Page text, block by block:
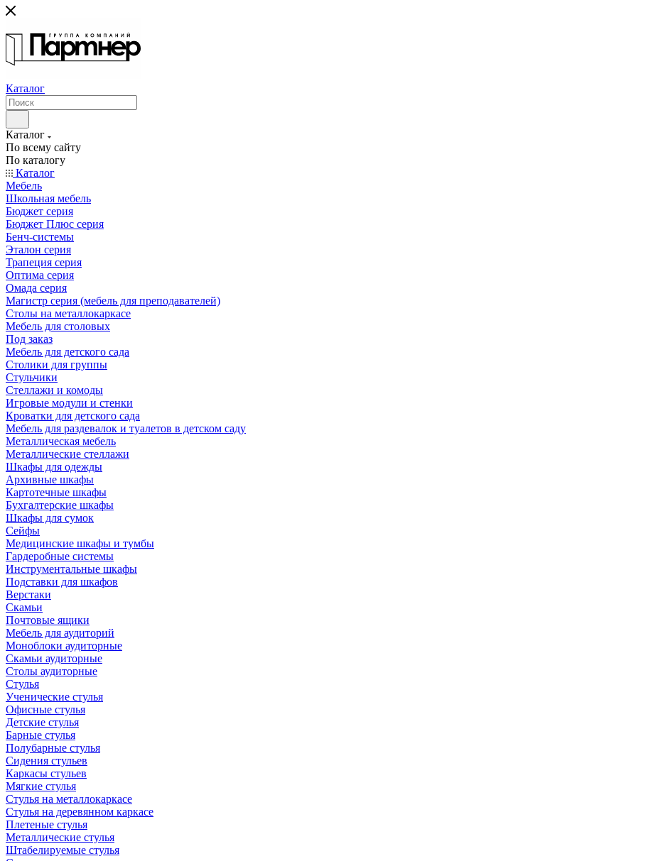
Каталог
Каталог
По всему сайту
По каталогу
Каталог
Мебель
Школьная мебель
Бюджет серия
Бюджет Плюс серия
Бенч-системы
Эталон серия
Трапеция серия
Оптима серия
Омада серия
Магистр серия (мебель для преподавателей)
Столы на металлокаркасе
Мебель для столовых
Под заказ
Мебель для детского сада
Столики для группы
Стульчики
Стеллажи и комоды
Игровые модули и стенки
Кроватки для детского сада
Мебель для раздевалок и туалетов в детском саду
Металлическая мебель
Металлические стеллажи
Шкафы для одежды
Архивные шкафы
Картотечные шкафы
Бухгалтерские шкафы
Шкафы для сумок
Сейфы
Медицинские шкафы и тумбы
Гардеробные системы
Инструментальные шкафы
Подставки для шкафов
Верстаки
Скамьи
Почтовые ящики
Мебель для аудиторий
Моноблоки аудиторные
Скамьи аудиторные
Столы аудиторные
Стулья
Ученические стулья
Офисные стулья
Детские стулья
Барные стулья
Полубарные стулья
Сидения стульев
Каркасы стульев
Мягкие стулья
Стулья на металлокаркасе
Стулья на деревянном каркасе
Плетеные стулья
Металлические стулья
Штабелируемые стулья